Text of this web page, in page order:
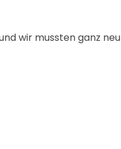
wir mussten ganz neu